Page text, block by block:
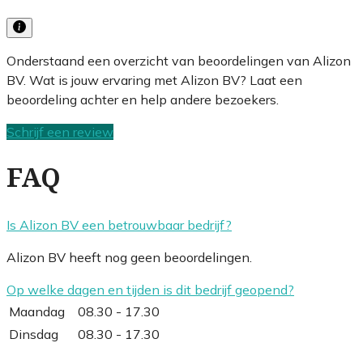
Onderstaand een overzicht van beoordelingen van Alizon
BV. Wat is jouw ervaring met Alizon BV? Laat een
beoordeling achter en help andere bezoekers.
Schrijf een review
FAQ
Is Alizon BV een betrouwbaar bedrijf?
Alizon BV heeft nog geen beoordelingen.
Op welke dagen en tijden is dit bedrijf geopend?
Maandag
08.30 - 17.30
Dinsdag
08.30 - 17.30